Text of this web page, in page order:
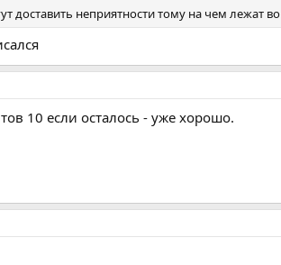
доставить неприятности тому на чем лежат
10 если осталось - уже хорошо.